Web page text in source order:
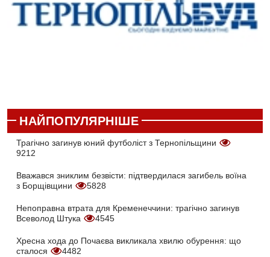
НАЙПОПУЛЯРНІШЕ
Трагічно загинув юний футболіст з Тернопільщини
9212
Вважався зниклим безвісти: підтвердилася загибель воїна
з Борщівщини
5828
Непоправна втрата для Кременеччини: трагічно загинув
Всеволод Штука
4545
Хресна хода до Почаєва викликала хвилю обурення: що
сталося
4482